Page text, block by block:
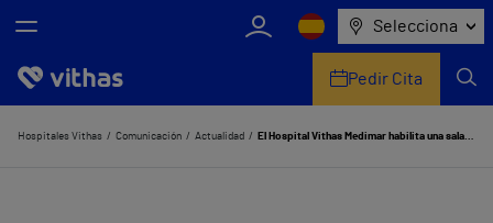
Selecciona
Nosotros
Pedir Cita
Hospitales Vithas Comunicación Actualidad El Hospital Vithas Medimar habilita una sala independiente para la realización específica de pruebas PCR